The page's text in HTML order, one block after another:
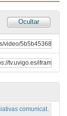
Ocultar O tratamento da información da Universidade de Vigo ma prensa galega. Intervención de Ana Fuentes
O tratamento da información da Universidade de Vigo ma prensa galega. Tuno de preguntas
de 2017